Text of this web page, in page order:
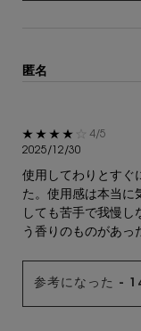
匿名
5星中4。
4/5
2025/12/30
使用してわりとすぐ
た。使用感は本当に
しても苦手で我慢し
う香りのものがあっ
参考になった -